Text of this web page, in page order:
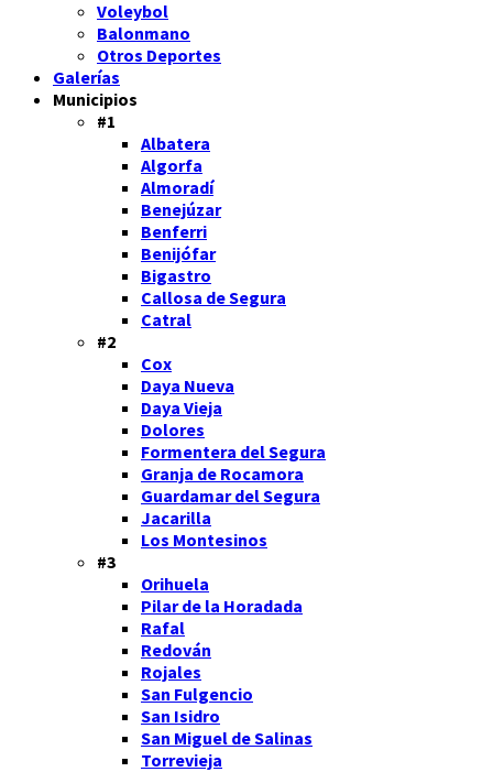
Voleybol
Balonmano
Otros Deportes
Galerías
Municipios
#1
Albatera
Algorfa
Almoradí
Benejúzar
Benferri
Benijófar
Bigastro
Callosa de Segura
Catral
#2
Cox
Daya Nueva
Daya Vieja
Dolores
Formentera del Segura
Granja de Rocamora
Guardamar del Segura
Jacarilla
Los Montesinos
#3
Orihuela
Pilar de la Horadada
Rafal
Redován
Rojales
San Fulgencio
San Isidro
San Miguel de Salinas
Torrevieja